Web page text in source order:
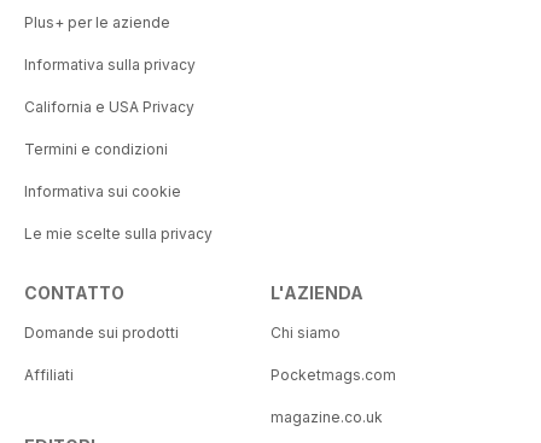
Plus+ per le aziende
Informativa sulla privacy
California e USA Privacy
Termini e condizioni
Informativa sui cookie
Le mie scelte sulla privacy
CONTATTO
Domande sui prodotti
Affiliati
L'AZIENDA
Chi siamo
Pocketmags.com
magazine.co.uk